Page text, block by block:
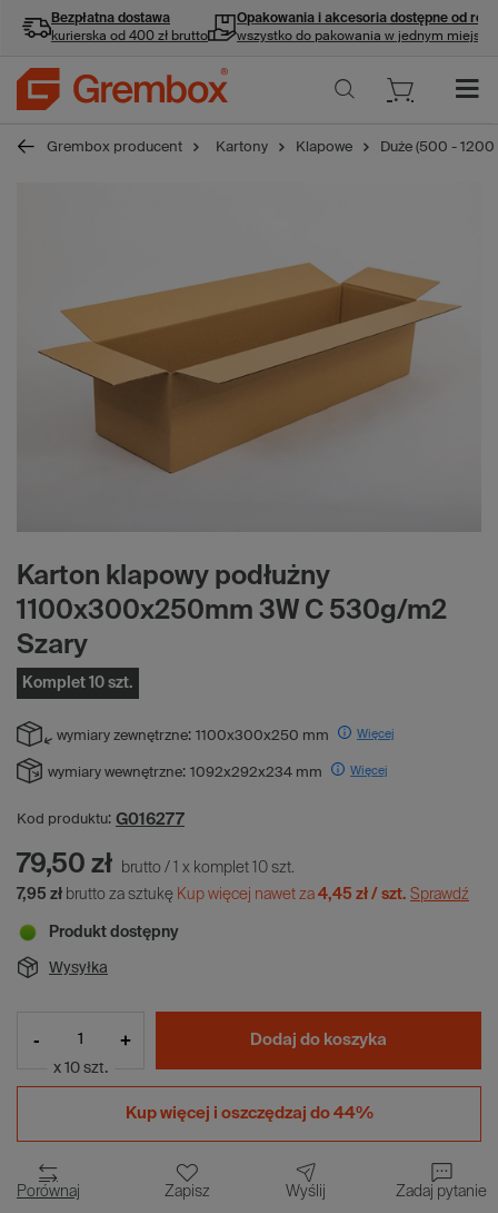
Bezpłatna dostawa
kurierska od 400 zł brutto
Opakowania i akcesoria dostępne od ręki
wszystko do pakowania w jednym miejscu
Grembox producent Kartony Klapowe Duże (500 -
Karton klapowy podłużny
1100x300x250mm 3W C 530g/m2
Szary
Komplet 10 szt.
wymiary zewnętrzne: 1100x300x250 mm Więcej
wymiary wewnętrzne: 1092x292x234 mm Więcej
Kod produktu: G016277
79,50 zł brutto / 1 x komplet 10 szt.
7,95 zł brutto za sztukę Kup więcej nawet za 4,45 zł / szt. Sprawdź
Produkt dostępny
Wysyłka
- +
x 10 szt.
Dodaj do koszyka
Kup więcej i oszczędzaj do 44%
Porównaj Zapisz Wyślij Zadaj pytanie